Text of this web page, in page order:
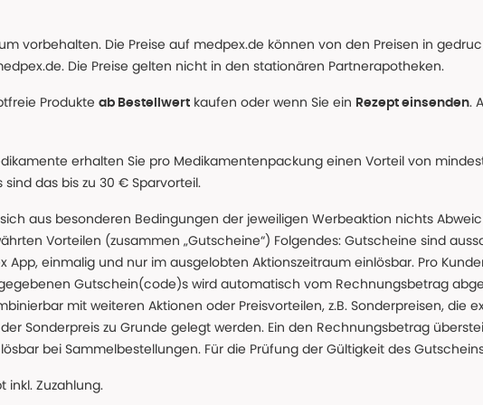
vorbehalten. Die Preise auf medpex.de können von den Preisen in
Die Preise gelten nicht in den stationären Partnerapotheken.
Produkte ab Bestellwert kaufen oder wenn Sie ein Rezept einsenden.
erhalten Sie pro Medikamentenpackung einen Vorteil von
das bis zu 30 € Sparvorteil.
aus besonderen Bedingungen der jeweiligen Werbeaktion nichts
Vorteilen (zusammen „Gutscheine“) Folgendes: Gutscheine sind
einmalig und nur im ausgelobten Aktionszeitraum einlösbar. Pro
Gutschein(code)s wird automatisch vom Rechnungsbetrag
mit weiteren Aktionen oder Preisvorteilen, z.B. Sonderpreisen, die
Sonderpreis zu Grunde gelegt werden. Ein den Rechnungsbetrag
bei Sammelbestellungen. Für die Prüfung der Gültigkeit des
inkl. Zuzahlung.